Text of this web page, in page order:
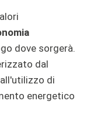
dove sorgerà.
dal
di
energetico